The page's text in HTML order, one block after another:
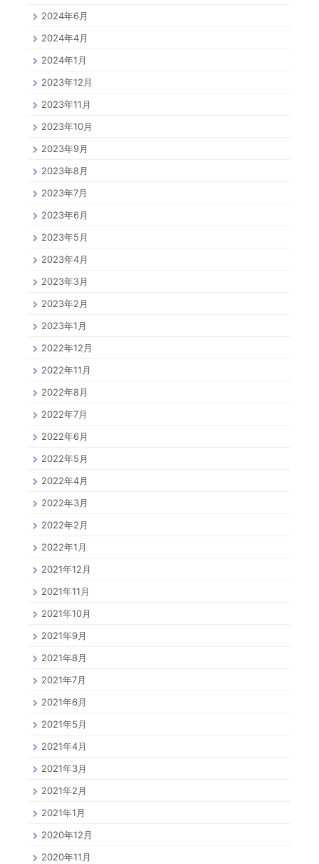
2024年6月
2024年4月
2024年1月
2023年12月
2023年11月
2023年10月
2023年9月
2023年8月
2023年7月
2023年6月
2023年5月
2023年4月
2023年3月
2023年2月
2023年1月
2022年12月
2022年11月
2022年8月
2022年7月
2022年6月
2022年5月
2022年4月
2022年3月
2022年2月
2022年1月
2021年12月
2021年11月
2021年10月
2021年9月
2021年8月
2021年7月
2021年6月
2021年5月
2021年4月
2021年3月
2021年2月
2021年1月
2020年12月
2020年11月